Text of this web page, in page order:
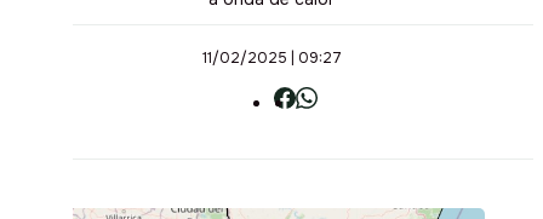
11/02/2025 | 09:27